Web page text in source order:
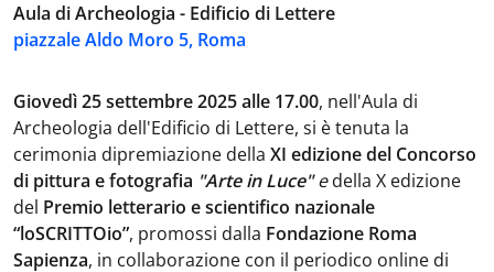
Aula di Archeologia - Edificio di Lettere
piazzale Aldo Moro 5, Roma
Giovedì 25 settembre 2025 alle 17.00, nell'Aula di
Archeologia dell'Edificio di Lettere, si è tenuta la
cerimonia dipremiazione della XI edizione del Concorso
di pittura e fotografia "Arte in Luce"edella X edizione
del Premio letterario e scientifico nazionale
“loSCRITTOio”, promossi dalla Fondazione Roma
Sapienza, in collaborazione con il periodico online di